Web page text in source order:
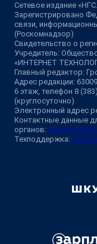
Сетевое издание
Зарегистрировано
связи,
(Роскомнадзор)
Свидетельство о
Учредитель:
«ИНТЕРНЕТ
Главный редактор:
Адрес редакции:
6 этаж, телефон 8
(круглосуточно)
Электронный адрес
Контактные данные
органов:
Техподдержка: